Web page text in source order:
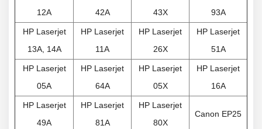
93A
43X
42A
12A
HP Laserjet
51A
HP Laserjet
26X
HP Laserjet
11A
HP Laserjet
13A, 14A
HP Laserjet
16A
HP Laserjet
05X
HP Laserjet
64A
HP Laserjet
05A
Canon EP25
HP Laserjet
80X
HP Laserjet
81A
HP Laserjet
49A